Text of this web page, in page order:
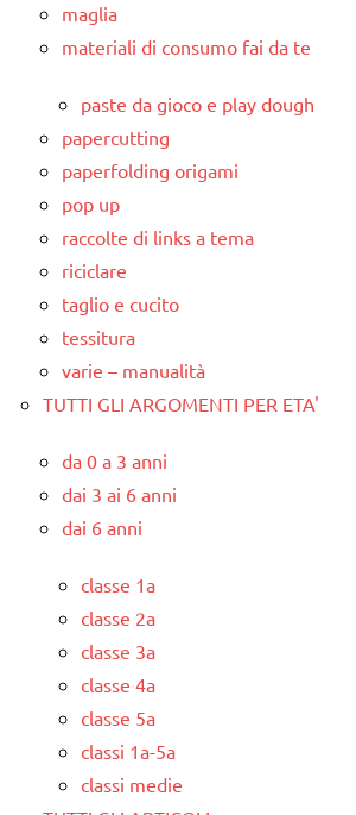
maglia
materiali di consumo fai da te
paste da gioco e play dough
papercutting
paperfolding origami
pop up
raccolte di links a tema
riciclare
taglio e cucito
tessitura
varie – manualità
TUTTI GLI ARGOMENTI PER ETA'
da 0 a 3 anni
dai 3 ai 6 anni
dai 6 anni
classe 1a
classe 2a
classe 3a
classe 4a
classe 5a
classi 1a-5a
classi medie